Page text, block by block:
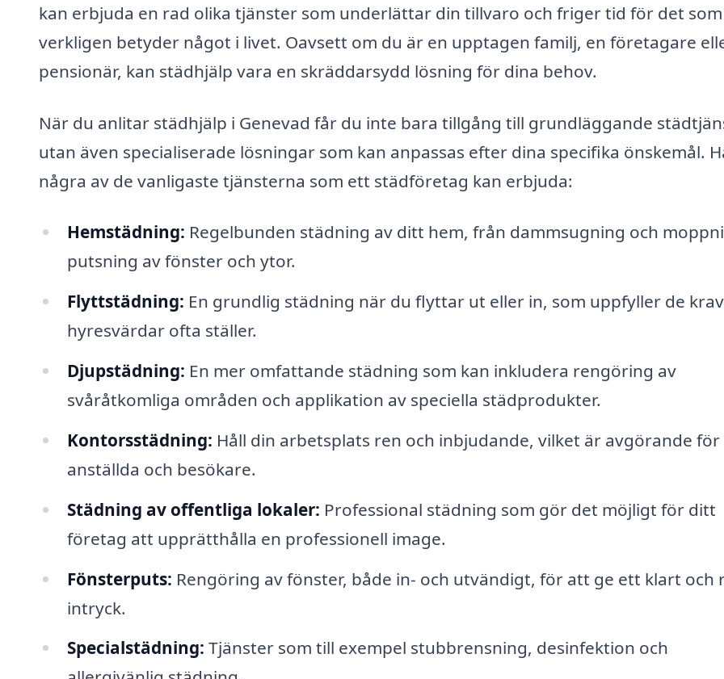
kan erbjuda en rad olika tjänster som underlättar din tillvaro och friger tid för det som
verkligen betyder något i livet. Oavsett om du är en upptagen familj, en företagare
pensionär, kan städhjälp vara en skräddarsydd lösning för dina behov.
När du anlitar städhjälp i Genevad får du inte bara tillgång till grundläggande
utan även specialiserade lösningar som kan anpassas efter dina specifika önskemål.
några av de vanligaste tjänsterna som ett städföretag kan erbjuda:
Hemstädning: Regelbunden städning av ditt hem, från dammsugning och
putsning av fönster och ytor.
Flyttstädning: En grundlig städning när du flyttar ut eller in, som uppfyller de
hyresvärdar ofta ställer.
Djupstädning: En mer omfattande städning som kan inkludera rengöring av
svåråtkomliga områden och applikation av speciella städprodukter.
Kontorsstädning: Håll din arbetsplats ren och inbjudande, vilket är avgörande för
anställda och besökare.
Städning av offentliga lokaler: Professional städning som gör det möjligt för ditt
företag att upprätthålla en professionell image.
Fönsterputs: Rengöring av fönster, både in- och utvändigt, för att ge ett klart och
intryck.
Specialstädning: Tjänster som till exempel stubbrensning, desinfektion och